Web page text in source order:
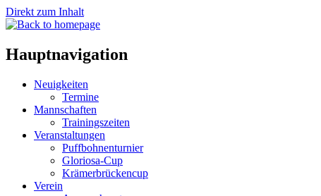
Direkt zum Inhalt
Hauptnavigation
Neuigkeiten
Termine
Mannschaften
Trainingszeiten
Veranstaltungen
Puffbohnenturnier
Gloriosa-Cup
Krämerbrückencup
Verein